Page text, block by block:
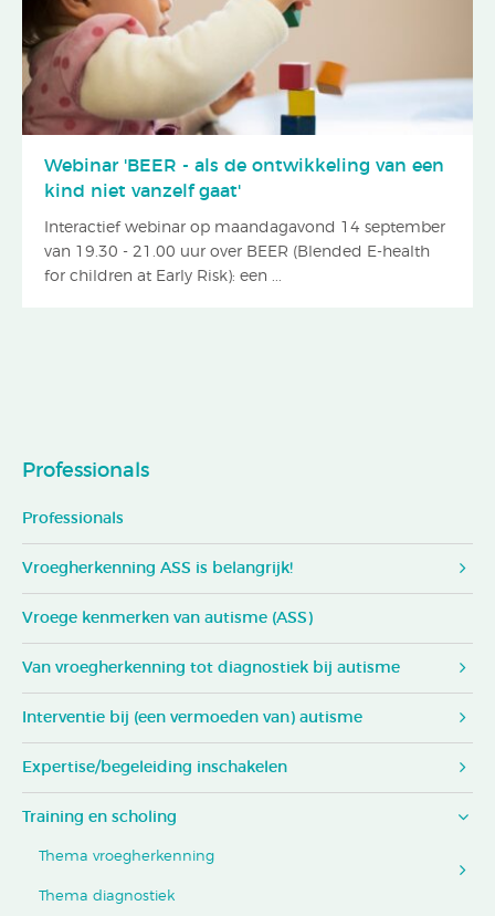
Webinar 'BEER - als de ontwikkeling van een
kind niet vanzelf gaat'
Interactief webinar op maandagavond 14 september
van 19.30 - 21.00 uur over BEER (Blended E-health
for children at Early Risk): een ...
Professionals
Professionals
Vroegherkenning ASS is belangrijk!
Vroege kenmerken van autisme (ASS)
Van vroegherkenning tot diagnostiek bij autisme
Interventie bij (een vermoeden van) autisme
Expertise/begeleiding inschakelen
Training en scholing
Thema vroegherkenning
Thema diagnostiek